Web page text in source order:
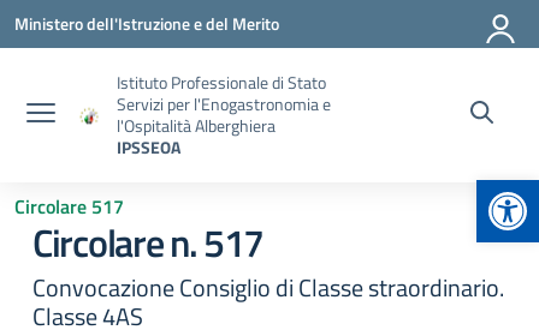
Vai ai contenuti
Vai al menu di navigazione
Vai al footer
Ministero dell'Istruzione e del Merito
Istituto Professionale di Stato
Servizi per l'Enogastronomia e
l'Ospitalità Alberghiera
IPSSEOA
Circolare 517
Circolare n. 517
Convocazione Consiglio di Classe straordinario.
Classe 4AS